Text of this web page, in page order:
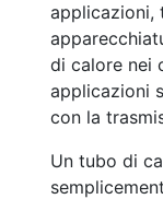
applicazioni,
di calore nei
applicazioni
con la
Un tubo di